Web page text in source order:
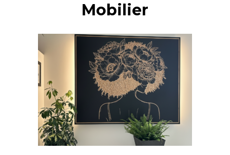
Mobilier